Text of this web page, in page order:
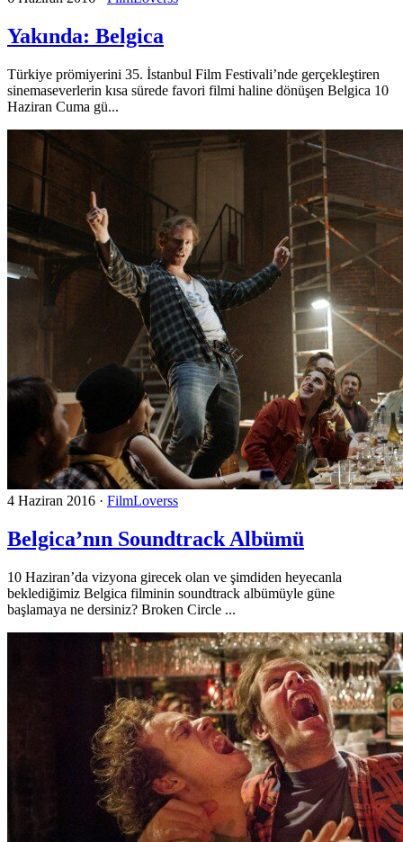
Yakında: Belgica
Türkiye prömiyerini 35. İstanbul Film Festivali’nde gerçekleştiren
sinemaseverlerin kısa sürede favori filmi haline dönüşen Belgica 10
Haziran Cuma gü...
4 Haziran 2016 · FilmLoverss
Belgica’nın Soundtrack Albümü
10 Haziran’da vizyona girecek olan ve şimdiden heyecanla
beklediğimiz Belgica filminin soundtrack albümüyle güne
başlamaya ne dersiniz? Broken Circle ...